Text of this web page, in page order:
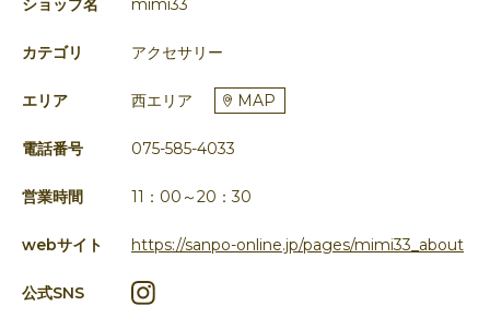
ショップ名 mimi33
カテゴリ アクセサリー
エリア 西エリア MAP
電話番号 075-585-4033
営業時間 11：00～20：30
webサイト https://sanpo-online.jp/pages/mimi33_about
公式SNS